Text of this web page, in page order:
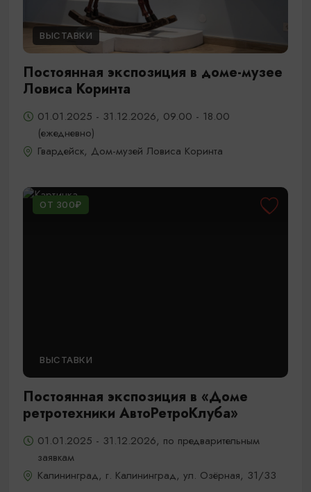
ВЫСТАВКИ
Постоянная экспозиция в доме-музее
Ловиса Коринта
01.01.2025 - 31.12.2026, 09.00 - 18.00
(ежедневно)
Гвардейск, Дом-музей Ловиса Коринта
ОТ 300₽
ВЫСТАВКИ
Постоянная экспозиция в «Доме
ретротехники АвтоРетроКлуба»
01.01.2025 - 31.12.2026, по предварительным
заявкам
Калининград, г. Калининград, ул. Озёрная, 31/33